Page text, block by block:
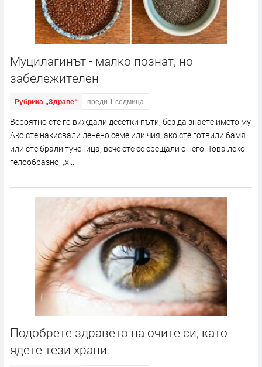
Муцилагинът - малко познат, но
забележителен
Рубрика „Здраве“ преди 1 седмица
Вероятно сте го виждали десетки пъти, без да знаете името му.
Ако сте накисвали ленено семе или чия, ако сте готвили бамя
или сте брали тученица, вече сте се срещали с него. Това леко
гелообразно, „х...
Подобрете здравето на очите си, като
ядете тези храни